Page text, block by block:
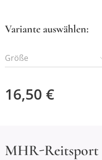
Variante auswählen:
Größe
16,50 €
MHR-Reitsport